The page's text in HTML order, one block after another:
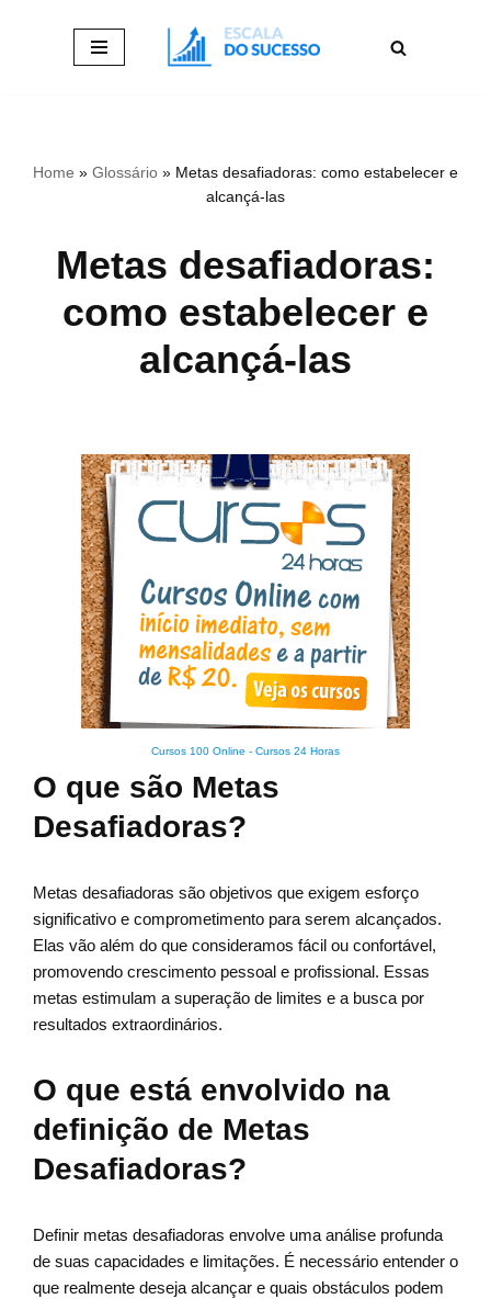
Home » Glossário » Metas desafiadoras: como estabelecer e
alcançá-las
Metas desafiadoras:
como estabelecer e
alcançá-las
Cursos 100 Online - Cursos 24 Horas
O que são Metas
Desafiadoras?
Metas desafiadoras são objetivos que exigem esforço
significativo e comprometimento para serem alcançados.
Elas vão além do que consideramos fácil ou confortável,
promovendo crescimento pessoal e profissional. Essas
metas estimulam a superação de limites e a busca por
resultados extraordinários.
O que está envolvido na
definição de Metas
Desafiadoras?
Definir metas desafiadoras envolve uma análise profunda
de suas capacidades e limitações. É necessário entender o
que realmente deseja alcançar e quais obstáculos podem